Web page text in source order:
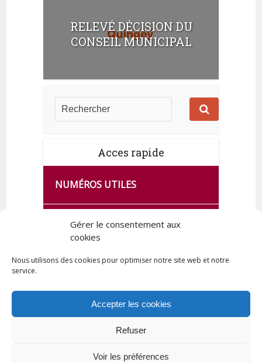
Gérer le consentement aux
cookies
Nous utilisons des cookies pour optimiser notre site web et notre
service.
Accepter les cookies
Refuser
Voir les préférences
RELEVÉ DÉCISION DU
CONSEIL MUNICIPAL
Acces rapide
NUMÉROS UTILES
CA SE PASSE À FRANCE SERVICES
DE QUINGEY
Tous droits réservés © 2023 Commune de Quingey / Création -